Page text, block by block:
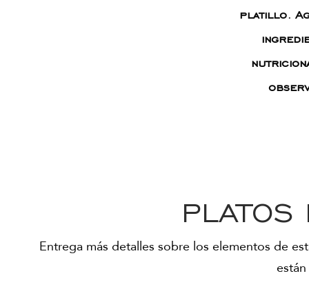
platillo.
PLATOS
Entrega más detalles sobre los elementos de